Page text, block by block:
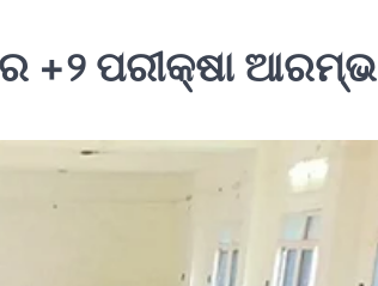
+୨ ପରୀକ୍ଷା ଆରମ୍ଭ